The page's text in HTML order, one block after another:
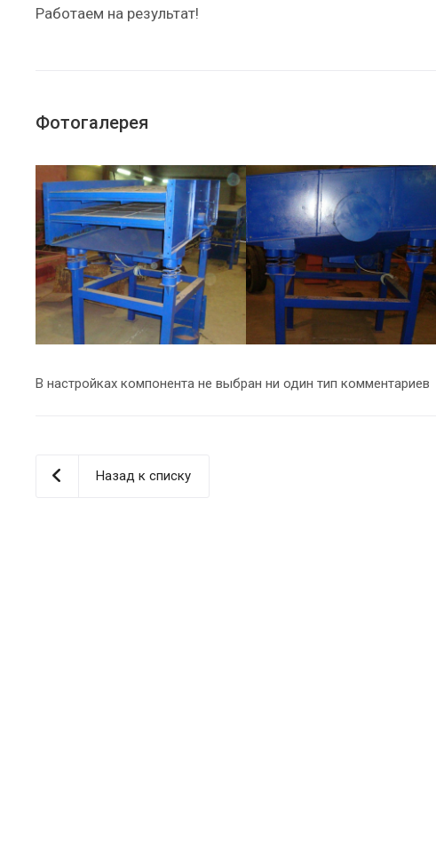
Работаем на результат!
Фотогалерея
В настройках компонента не выбран ни один тип комментариев
Назад к списку